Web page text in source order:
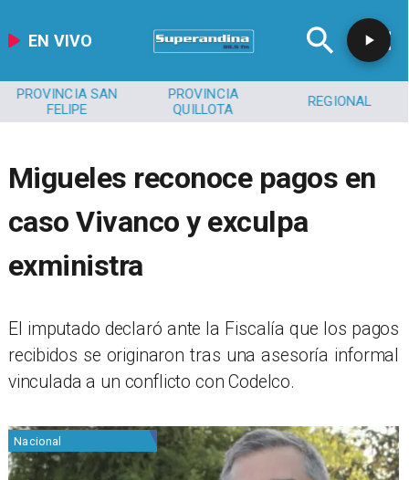
EN VIVO
PROVINCIA SAN
FELIPE
PROVINCIA
QUILLOTA
REGIONAL
Migueles reconoce pagos en
caso Vivanco y exculpa
exministra
El imputado declaró ante la Fiscalía que los pagos
recibidos se originaron tras una asesoría informal
vinculada a un conflicto con Codelco.
Nacional